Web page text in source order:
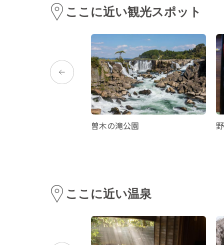
ここに近い観光スポット
曽木の滝公園
ここに近い温泉